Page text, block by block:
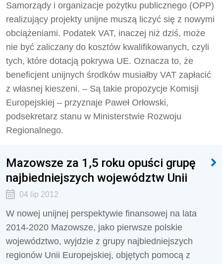
Samorządy i organizacje pożytku publicznego (OPP)
realizujący projekty unijne muszą liczyć się z nowymi
obciążeniami. Podatek VAT, inaczej niż dziś, może
nie być zaliczany do kosztów kwalifikowanych, czyli
tych, które dotacją pokrywa UE. Oznacza to, że
beneficjent unijnych środków musiałby VAT zapłacić
z własnej kieszeni. – Są takie propozycje Komisji
Europejskiej – przyznaje Paweł Orłowski,
podsekretarz stanu w Ministerstwie Rozwoju
Regionalnego.
Mazowsze za 1,5 roku opuści grupę
najbiedniejszych województw Unii
04 lip 2012
W nowej unijnej perspektywie finansowej na lata
2014-2020 Mazowsze, jako pierwsze polskie
województwo, wyjdzie z grupy najbiedniejszych
regionów Unii Europejskiej, objętych pomocą z